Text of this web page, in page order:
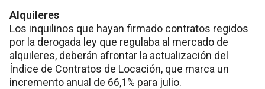
Alquileres
Los inquilinos que hayan firmado contratos regidos
por la derogada ley que regulaba al mercado de
alquileres, deberán afrontar la actualización del
Índice de Contratos de Locación, que marca un
incremento anual de 66,1% para julio.